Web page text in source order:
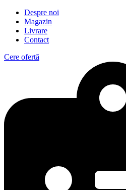
Despre noi
Magazin
Livrare
Contact
Cere ofertă